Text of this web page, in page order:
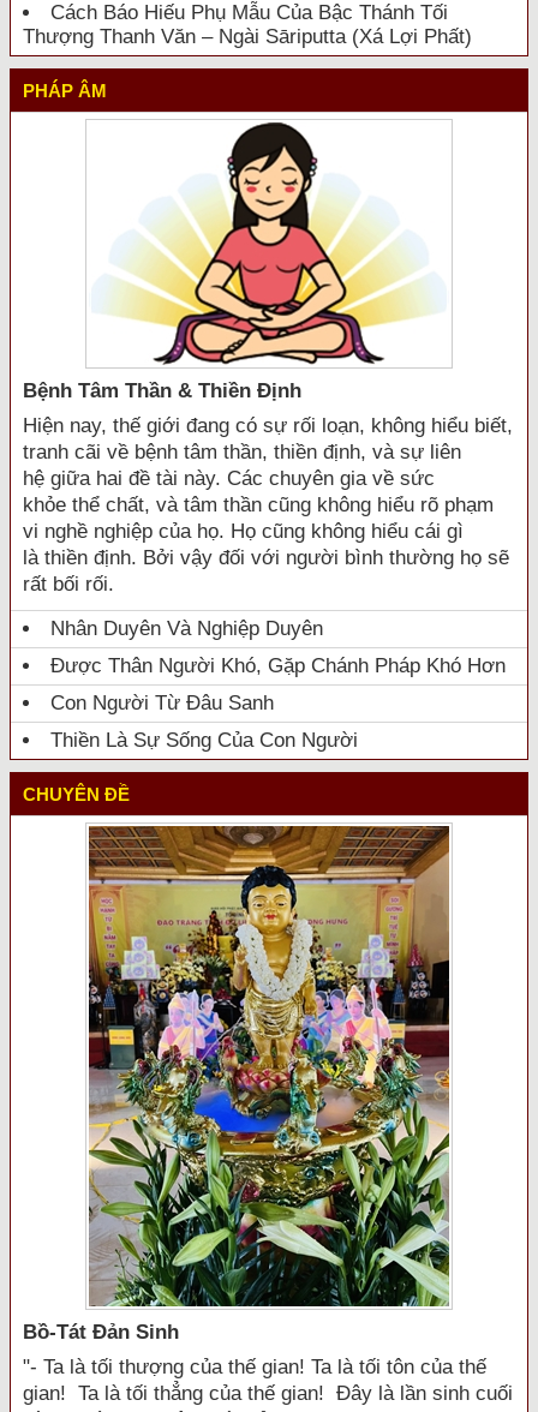
Cách Báo Hiếu Phụ Mẫu Của Bậc Thánh Tối
Thượng Thanh Văn – Ngài Sāriputta (Xá Lợi Phất)
PHÁP ÂM
Bệnh Tâm Thần & Thiền Định
Hiện nay, thế giới đang có sự rối loạn, không hiểu biết,
tranh cãi về bệnh tâm thần, thiền định, và sự liên
hệ giữa hai đề tài này. Các chuyên gia về sức
khỏe thể chất, và tâm thần cũng không hiểu rõ phạm
vi nghề nghiệp của họ. Họ cũng không hiểu cái gì
là thiền định. Bởi vậy đối với người bình thường họ sẽ
rất bối rối.
Nhân Duyên Và Nghiệp Duyên
Được Thân Người Khó, Gặp Chánh Pháp Khó Hơn
Con Người Từ Đâu Sanh
Thiền Là Sự Sống Của Con Người
CHUYÊN ĐỀ
Bồ-Tát Đản Sinh
"- Ta là tối thượng của thế gian! Ta là tối tôn của thế
gian! Ta là tối thẳng của thế gian! Đây là lần sinh cuối